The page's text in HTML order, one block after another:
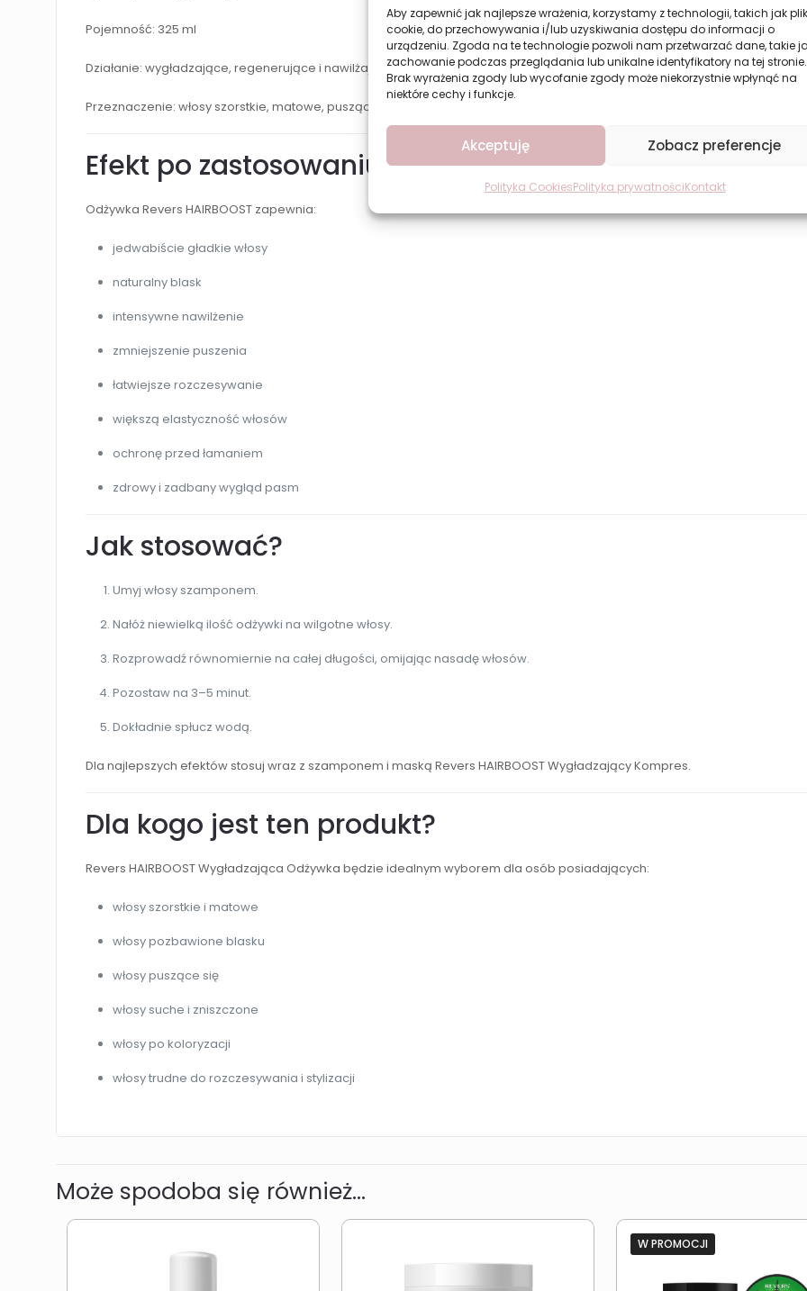
Aby zapewnić jak najlepsze wrażenia, korzystamy z technologii, takich jak
cookie, do przechowywania i/lub uzyskiwania dostępu do informacji o
urządzeniu. Zgoda na te technologie pozwoli nam przetwarzać dane, takie
zachowanie podczas przeglądania lub unikalne identyfikatory na tej stronie.
Brak wyrażenia zgody lub wycofanie zgody może niekorzystnie wpłynąć na
niektóre cechy i funkcje.
Akceptuję Zobacz preferencje
Polityka CookiesPolityka prywatnościKontakt
Pojemność: 325 ml
Działanie: wygładzające, regenerujące i nawilżające
Przeznaczenie: włosy szorstkie, matowe, puszące się i zniszczone
Efekt po zastosowaniu
Odżywka Revers HAIRBOOST zapewnia:
jedwabiście gładkie włosy
naturalny blask
intensywne nawilżenie
zmniejszenie puszenia
łatwiejsze rozczesywanie
większą elastyczność włosów
ochronę przed łamaniem
zdrowy i zadbany wygląd pasm
Jak stosować?
Umyj włosy szamponem.
Nałóż niewielką ilość odżywki na wilgotne włosy.
Rozprowadź równomiernie na całej długości, omijając nasadę włosów.
Pozostaw na 3–5 minut.
Dokładnie spłucz wodą.
Dla najlepszych efektów stosuj wraz z szamponem i maską Revers HAIRBOOST Wygładzający Kompres.
Dla kogo jest ten produkt?
Revers HAIRBOOST Wygładzająca Odżywka będzie idealnym wyborem dla osób posiadających:
włosy szorstkie i matowe
włosy pozbawione blasku
włosy puszące się
włosy suche i zniszczone
włosy po koloryzacji
włosy trudne do rozczesywania i stylizacji
Może spodoba się również…
W PROMOCJI